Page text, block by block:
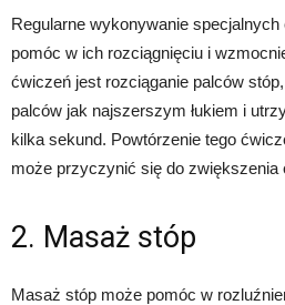
Regularne wykonywanie
pomóc w ich rozciągnięciu i
ćwiczeń jest rozciąganie palców
palców jak najszerszym łukiem i
kilka sekund. Powtórzenie tego
może przyczynić się do zwiększenia
2. Masaż stóp
Masaż stóp może pomóc w